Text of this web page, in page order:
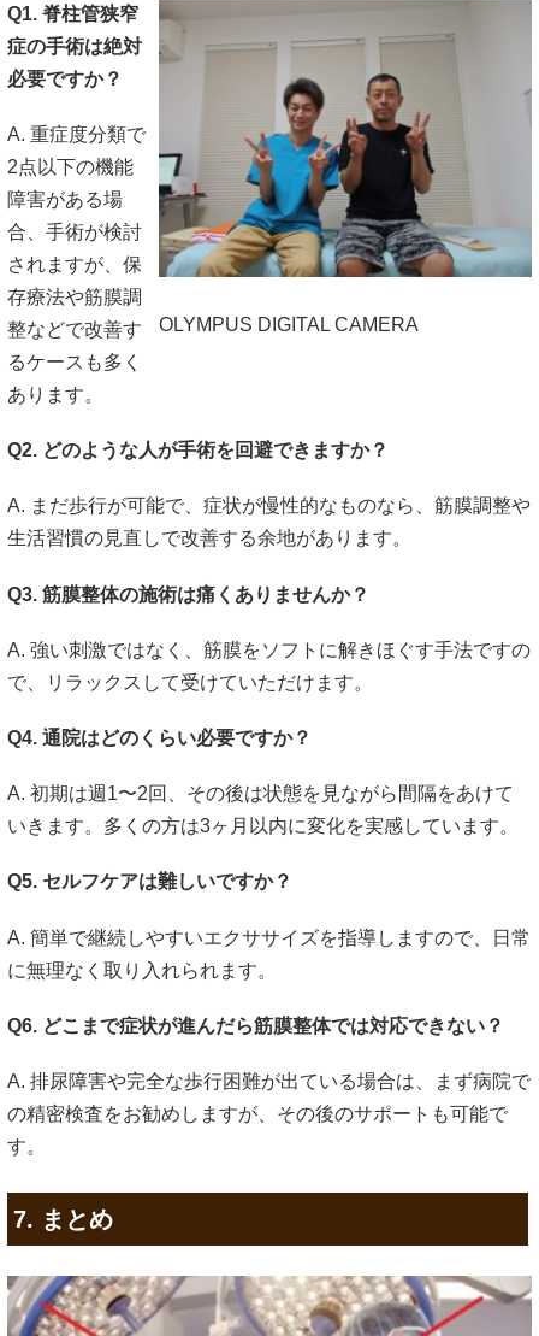
OLYMPUS DIGITAL CAMERA
Q1. 脊柱管狭窄
症の手術は絶対
必要ですか？
A. 重症度分類で
2点以下の機能
障害がある場
合、手術が検討
されますが、保
存療法や筋膜調
整などで改善す
るケースも多く
あります。
Q2. どのような人が手術を回避できますか？
A. まだ歩行が可能で、症状が慢性的なものなら、筋膜調整や
生活習慣の見直しで改善する余地があります。
Q3. 筋膜整体の施術は痛くありませんか？
A. 強い刺激ではなく、筋膜をソフトに解きほぐす手法ですの
で、リラックスして受けていただけます。
Q4. 通院はどのくらい必要ですか？
A. 初期は週1〜2回、その後は状態を見ながら間隔をあけて
いきます。多くの方は3ヶ月以内に変化を実感しています。
Q5. セルフケアは難しいですか？
A. 簡単で継続しやすいエクササイズを指導しますので、日常
に無理なく取り入れられます。
Q6. どこまで症状が進んだら筋膜整体では対応できない？
A. 排尿障害や完全な歩行困難が出ている場合は、まず病院で
の精密検査をお勧めしますが、その後のサポートも可能で
す。
7. まとめ